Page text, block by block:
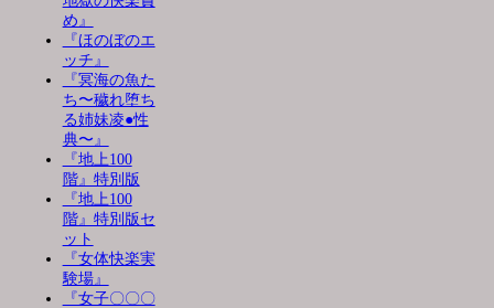
め』
『ほのぼのエ
ッチ』
『冥海の魚た
ち〜穢れ堕ち
る姉妹凌●性
典〜』
『地上100
階』特別版
『地上100
階』特別版セ
ット
『女体快楽実
験場』
『女子〇〇〇